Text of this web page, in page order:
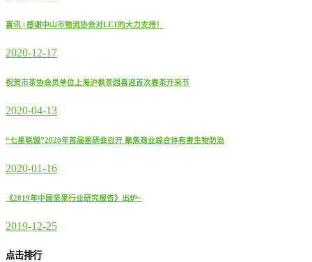
喜讯 | 感谢中山市物流协会对LET的大力支持！
2020-12-17
祝贺市茶协会员单位上海沪枫茶园喜迎首次春茶开采节
2020-04-13
“七星联盟”2020年首届星研会召开 聚焦商业综合体有害生物防治
2020-01-16
《2019年中国坚果行业研究报告》出炉~
2019-12-25
点击排行